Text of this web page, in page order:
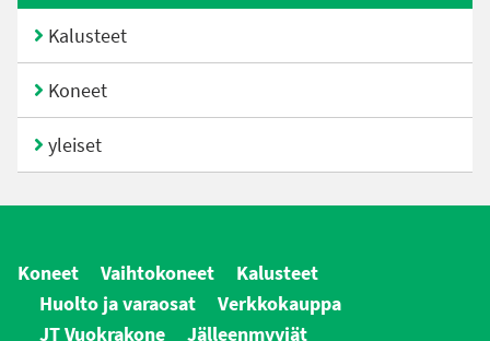
Kalusteet
Koneet
yleiset
Koneet Vaihtokoneet
Kalusteet
Huolto ja varaosat
Verkkokauppa
JT Vuokrakone
Jälleenmyyjät